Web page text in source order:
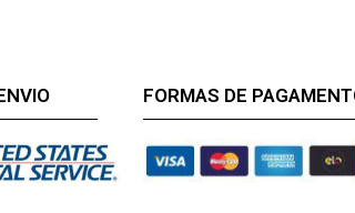
FORMAS DE